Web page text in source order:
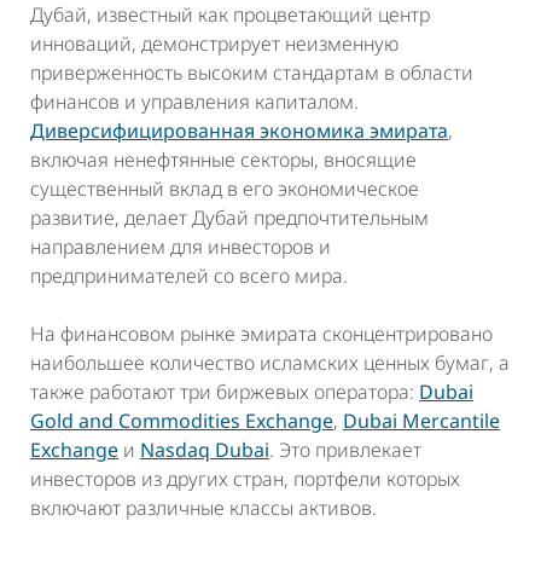
Дубай, известный как процветающий центр
инноваций, демонстрирует неизменную
приверженность высоким стандартам в области
финансов и управления капиталом.
Диверсифицированная экономика эмирата,
включая ненефтянные секторы, вносящие
существенный вклад в его экономическое
развитие, делает Дубай предпочтительным
направлением для инвесторов и
предпринимателей со всего мира.
На финансовом рынке эмирата сконцентрировано
наибольшее количество исламских ценных бумаг, а
также работают три биржевых оператора: Dubai
Gold and Commodities Exchange, Dubai Mercantile
Exchange и Nasdaq Dubai. Это привлекает
инвесторов из других стран, портфели которых
включают различные классы активов.